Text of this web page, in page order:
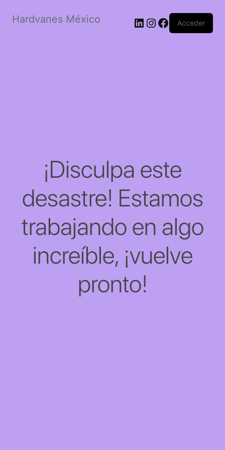
Hardvanes México LinkedIn
Instagram
Facebook
Acceder
¡Disculpa este
desastre! Estamos
trabajando en algo
increíble, ¡vuelve
pronto!